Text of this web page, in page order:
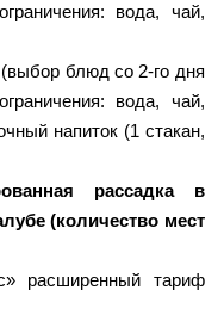
вода, чай,
(выбор блюд со 2-го дня
вода, чай,
напиток (1 стакан,
рассадка в
(количество мест
расширенный тариф